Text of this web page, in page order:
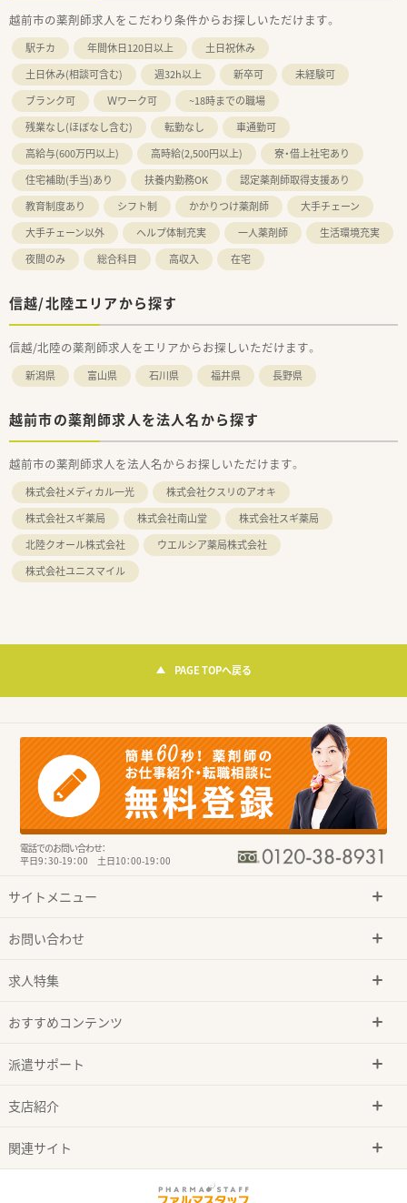
越前市の薬剤師求人をこだわり条件からお探しいただけます。
駅チカ 年間休日120日以上
土日祝休み
土日休み(相談可含む)
週32h以上 新卒可
未経験可
ブランク可
Ｗワーク可
~18時までの職場
残業なし(ほぼなし含む)
転勤なし
車通勤可
高給与(600万円以上)
高時給(2,500円以上)
寮・借上社宅あり
住宅補助(手当)あり
扶養内勤務OK
認定薬剤師取得支援あり
教育制度あり
シフト制 かかりつけ薬剤師
大手チェーン
大手チェーン以外
ヘルプ体制充実 一人薬剤師
生活環境充実
夜間のみ
総合科目 高収入 在宅
信越/北陸エリアから探す
信越/北陸の薬剤師求人をエリアからお探しいただけます。
新潟県 富山県 石川県 福井県 長野県
越前市の薬剤師求人を法人名から探す
越前市の薬剤師求人を法人名からお探しいただけます。
株式会社メディカル一光
株式会社クスリのアオキ
株式会社スギ薬局
株式会社南山堂
株式会社スギ薬局
北陸クオール株式会社
ウエルシア薬局株式会社
株式会社ユニスマイル
PAGE TOPへ戻る
電話でのお問い合わせ：
平日9：30-19：00 土日10：00-19：00
サイトメニュー
お問い合わせ
求人特集
おすすめコンテンツ
派遣サポート
支店紹介
関連サイト